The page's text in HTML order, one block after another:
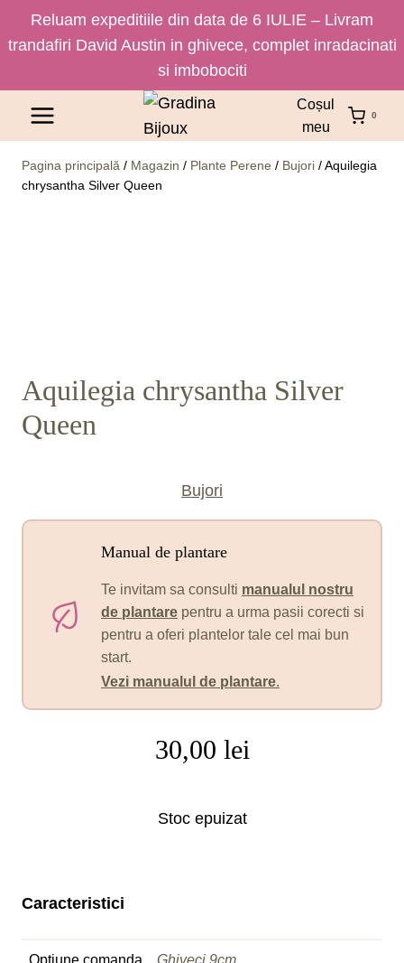
Reluam expeditiile din data de 6 IULIE – Livram
trandafiri David Austin in ghivece, complet inradacinati
si imbobociti
Coșul
meu
0
Pagina principală / Magazin / Plante Perene / Bujori /Aquilegia
chrysantha Silver Queen
Aquilegia chrysantha Silver
Queen
Bujori
Manual de plantare
Te invitam sa consulti manualul nostru
de plantare pentru a urma pasii corecti si
pentru a oferi plantelor tale cel mai bun
start.
Vezi manualul de plantare.
30,00 lei
Stoc epuizat
Caracteristici
Optiune comanda Ghiveci 9cm